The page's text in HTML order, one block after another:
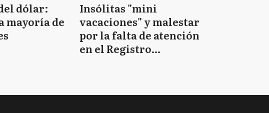
dólar:
mayoría de
Insólitas "mini
vacaciones" y malestar
por la falta de atención
en el Registro